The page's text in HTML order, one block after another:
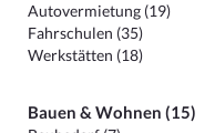
Autovermietung (19)
Fahrschulen (35)
Werkstätten (18)
Bauen & Wohnen (15)